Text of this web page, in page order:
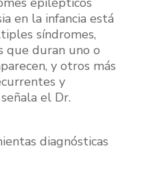
en la infancia está
síndromes,
que duran uno o
y otros más
y
el Dr.
diagnósticas